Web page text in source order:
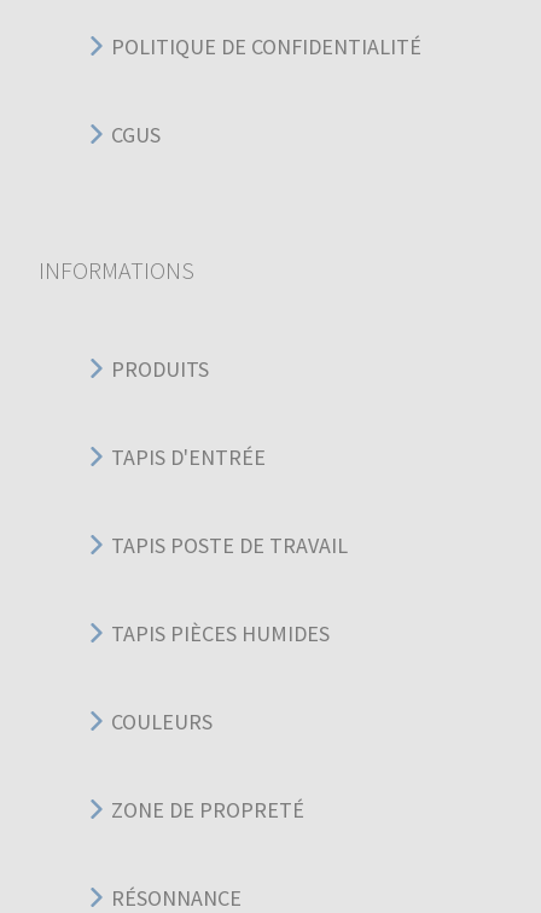
POLITIQUE DE CONFIDENTIALITÉ
CGUS
INFORMATIONS
PRODUITS
TAPIS D'ENTRÉE
TAPIS POSTE DE TRAVAIL
TAPIS PIÈCES HUMIDES
COULEURS
ZONE DE PROPRETÉ
RÉSONNANCE